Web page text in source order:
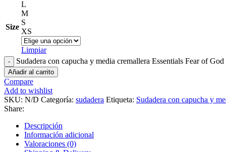
Size
L
M
S
XS
Limpiar
Sudadera con capucha y media cremallera Essentials Fear of
Añadir al carrito
Compare
Add to wishlist
SKU: N/D Categoría: sudadera Etiqueta: Sudadera con capucha y
Share:
Descripción
Información adicional
Valoraciones (0)